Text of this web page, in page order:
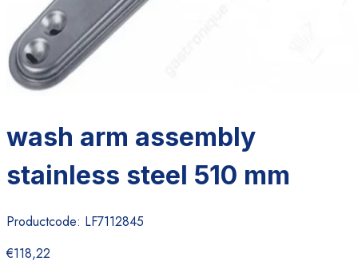
wash arm assembly
stainless steel 510 mm
Productcode: LF7112845
€118,22